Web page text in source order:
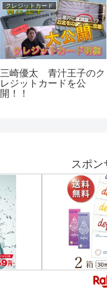
バックパッカー
An interesting
experience! #travel
#travelling #australia
スポン